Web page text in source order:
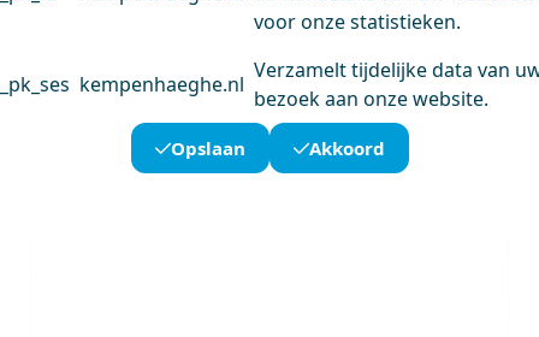
voor onze statistieken.
_pk_ses kempenhaeghe.nl
Verzamelt tijdelijke data van
bezoek aan onze website.
Opslaan Akkoord